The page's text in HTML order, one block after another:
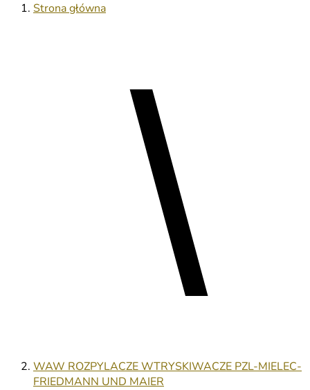
Strona główna
WAW ROZPYLACZE WTRYSKIWACZE PZL-MIELEC-
FRIEDMANN UND MAIER